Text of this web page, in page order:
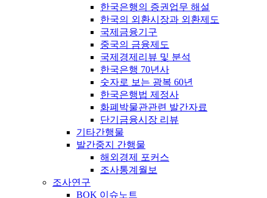
한국은행의 증권업무 해설
한국의 외환시장과 외환제도
국제금융기구
중국의 금융제도
국제경제리뷰 및 분석
한국은행 70년사
숫자로 보는 광복 60년
한국은행법 제정사
화폐박물관관련 발간자료
단기금융시장 리뷰
기타간행물
발간중지 간행물
해외경제 포커스
조사통계월보
조사연구
BOK 이슈노트